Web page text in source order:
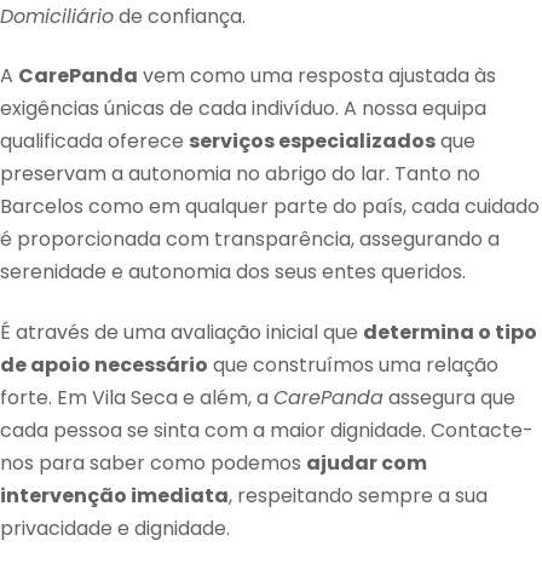
Domiciliáriode confiança.
A CarePanda vem como uma resposta ajustada às
exigências únicas de cada indivíduo. A nossa equipa
qualificada oferece serviços especializadosque
preservam a autonomia no abrigo do lar. Tanto no
Barcelos como em qualquer parte do país, cada cuidado
é proporcionada com transparência, assegurando a
serenidade e autonomia dos seus entes queridos.
É através de uma avaliação inicial que determina o tipo
de apoio necessário que construímos uma relação
forte. Em Vila Seca e além, a CarePandaassegura que
cada pessoa se sinta com a maior dignidade. Contacte-
nos para saber como podemos ajudar com
intervenção imediata, respeitando sempre a sua
privacidade e dignidade.